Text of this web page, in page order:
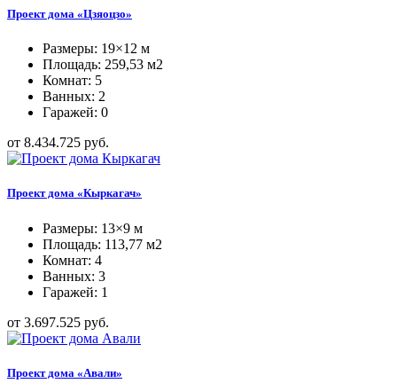
Проект дома «Цзяоцзо»
Размеры: 19×12 м
Площадь: 259,53 м2
Комнат: 5
Ванных: 2
Гаражей: 0
от 8.434.725 руб.
Проект дома «Кыркагач»
Размеры: 13×9 м
Площадь: 113,77 м2
Комнат: 4
Ванных: 3
Гаражей: 1
от 3.697.525 руб.
Проект дома «Авали»